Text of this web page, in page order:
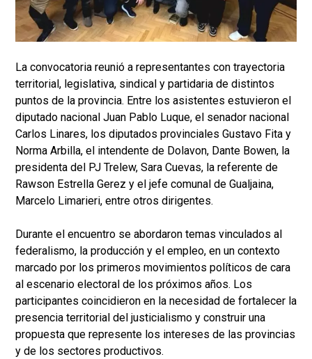
La convocatoria reunió a representantes con trayectoria
territorial, legislativa, sindical y partidaria de distintos
puntos de la provincia. Entre los asistentes estuvieron el
diputado nacional Juan Pablo Luque, el senador nacional
Carlos Linares, los diputados provinciales Gustavo Fita y
Norma Arbilla, el intendente de Dolavon, Dante Bowen, la
presidenta del PJ Trelew, Sara Cuevas, la referente de
Rawson Estrella Gerez y el jefe comunal de Gualjaina,
Marcelo Limarieri, entre otros dirigentes.
Durante el encuentro se abordaron temas vinculados al
federalismo, la producción y el empleo, en un contexto
marcado por los primeros movimientos políticos de cara
al escenario electoral de los próximos años. Los
participantes coincidieron en la necesidad de fortalecer la
presencia territorial del justicialismo y construir una
propuesta que represente los intereses de las provincias
y de los sectores productivos.